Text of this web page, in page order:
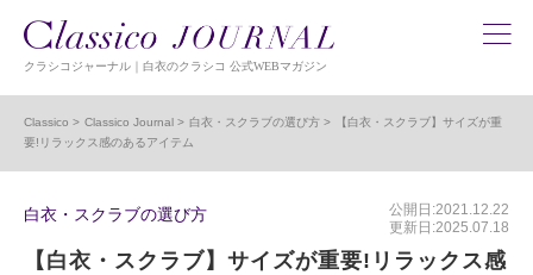
クラシコジャーナル｜白衣のクラシコ 公式WEBマガジン
Classico Classico Journal 白衣・スクラブの選び方
【白衣・スクラブ】サイズが重
要!リラックス感のあるアイテム
白衣・スクラブの選び方
公開日:2021.12.22
更新日:2025.07.18
【白衣・スクラブ】サイズが重要!リラックス感